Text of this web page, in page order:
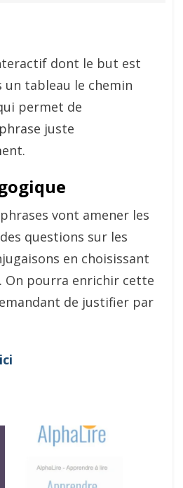
dont le but est
tableau le chemin
permet de
juste
vont amener les
questions sur les
en choisissant
On pourra enrichir cette
de justifier par